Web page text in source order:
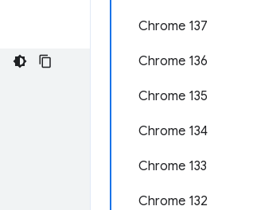
Chrome 137
Chrome 136
Chrome 135
Chrome 134
Chrome 133
Chrome 132